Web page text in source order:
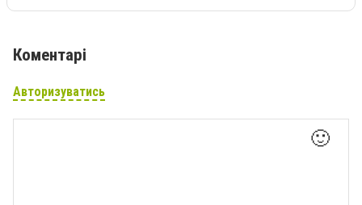
Коментарі
Авторизуватись
🙂